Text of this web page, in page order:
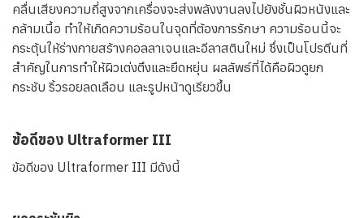
คลื่นเสียงความถี่สูงจากเครื่องจะส่งพลังงานลงไปยังชั้นผิวหนังและ
กล้ามเนื้อ ทำให้เกิดความร้อนในจุดที่ต้องการรักษา ความร้อนนี้จะ
กระตุ้นให้ร่างกายสร้างคอลลาเจนและอีลาสตินใหม่ ซึ่งเป็นโปรตีนที่
สำคัญในการทำให้ผิวเต่งตึงและยืดหยุ่น ผลลัพธ์ที่ได้คือผิวดูยก
กระชับ ริ้วรอยลดเลือน และรูปหน้าดูเรียวขึ้น
ข้อดีของ Ultraformer III
ข้อดีของ Ultraformer III มีดังนี้